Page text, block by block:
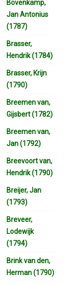
Bovenkamp,
Jan Antonius
(1787)
Brasser,
Hendrik (1784)
Brasser, Krijn
(1790)
Breemen van,
Gijsbert (1782)
Breemen van,
Jan (1792)
Breevoort van,
Hendrik (1790)
Breijer, Jan
(1793)
Breveer,
Lodewijk
(1794)
Brink van den,
Herman (1790)